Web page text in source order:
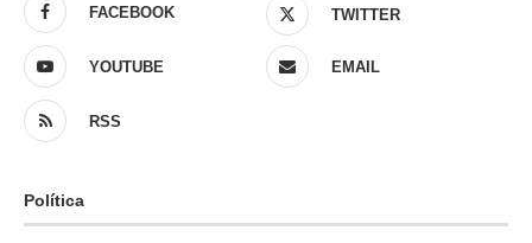
FACEBOOK TWITTER
YOUTUBE EMAIL
RSS
Política